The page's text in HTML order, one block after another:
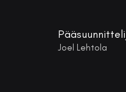
Joel Lehtola